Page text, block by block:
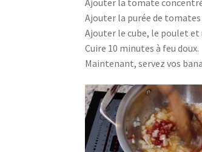
Ajouter la purée de tomates
Ajouter le cube, le poulet et
Cuire 10 minutes à feu doux.
Maintenant, servez vos